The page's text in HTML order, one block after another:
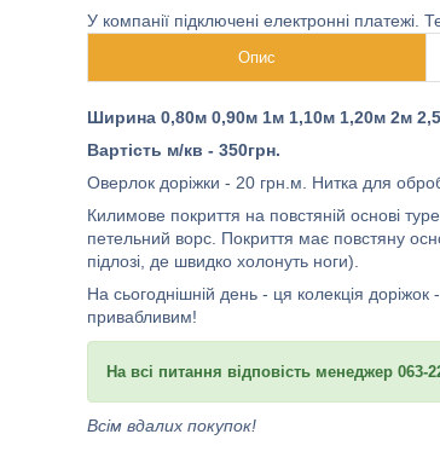
У компанії підключені електронні
Опис
Ширина 0,80м 0,90м 1м 1,10м 1,20м 2м
Вартість м/кв - 350грн.
Оверлок доріжки - 20 грн.м. Нитка для
Килимове покриття на повстяній основі
петельний ворс. Покриття має повстяну
підлозі, де швидко холонуть ноги).
На сьогоднішній день - ця колекція
привабливим!
На всі питання відповість менеджер 063-
Всім вдалих покупок!